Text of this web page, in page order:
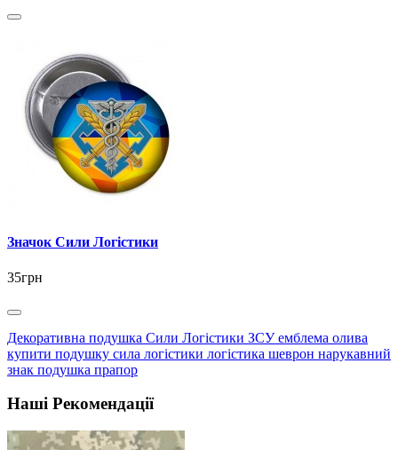
Значок Сили Логістики
35грн
Декоративна подушка Сили Логістики ЗСУ емблема олива
купити подушку сила логістики логістика шеврон нарукавний
знак подушка прапор
Наші Рекомендації